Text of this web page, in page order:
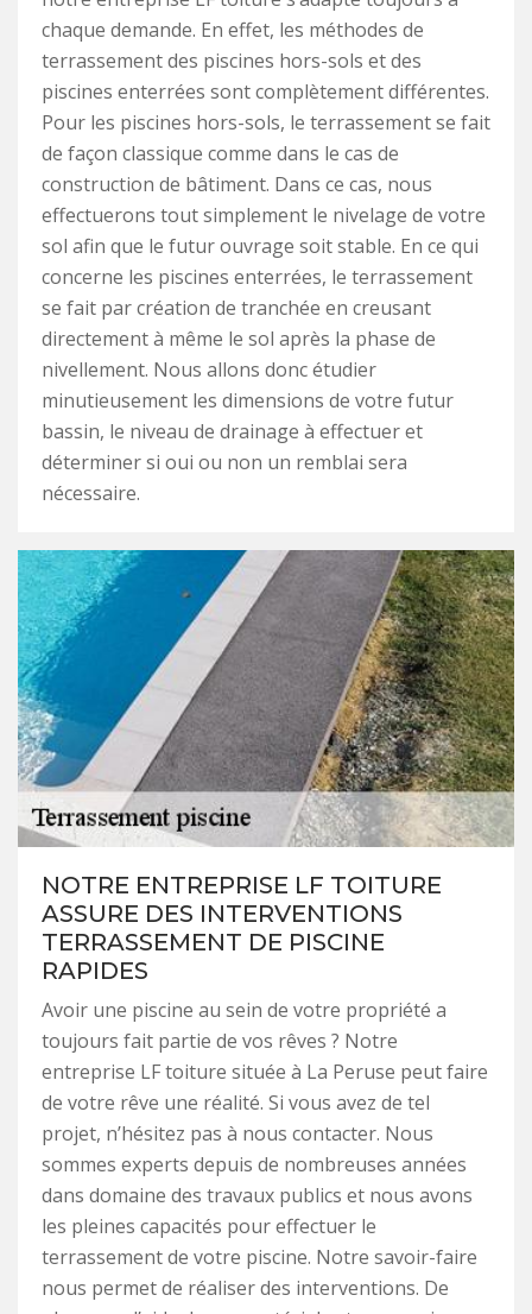
chaque demande. En effet, les méthodes de
terrassement des piscines hors-sols et des
piscines enterrées sont complètement différentes.
Pour les piscines hors-sols, le terrassement se fait
de façon classique comme dans le cas de
construction de bâtiment. Dans ce cas, nous
effectuerons tout simplement le nivelage de votre
sol afin que le futur ouvrage soit stable. En ce qui
concerne les piscines enterrées, le terrassement
se fait par création de tranchée en creusant
directement à même le sol après la phase de
nivellement. Nous allons donc étudier
minutieusement les dimensions de votre futur
bassin, le niveau de drainage à effectuer et
déterminer si oui ou non un remblai sera
nécessaire.
NOTRE ENTREPRISE LF TOITURE
ASSURE DES INTERVENTIONS
TERRASSEMENT DE PISCINE
RAPIDES
Avoir une piscine au sein de votre propriété a
toujours fait partie de vos rêves ? Notre
entreprise LF toiture située à La Peruse peut faire
de votre rêve une réalité. Si vous avez de tel
projet, n’hésitez pas à nous contacter. Nous
sommes experts depuis de nombreuses années
dans domaine des travaux publics et nous avons
les pleines capacités pour effectuer le
terrassement de votre piscine. Notre savoir-faire
nous permet de réaliser des interventions. De